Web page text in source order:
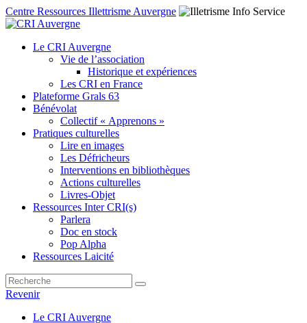
Centre Ressources Illettrisme Auvergne
Le CRI Auvergne
Vie de l’association
Historique et expériences
Les CRI en France
Plateforme Grals 63
Bénévolat
Collectif « Apprenons »
Pratiques culturelles
Lire en images
Les Défricheurs
Interventions en bibliothèques
Actions culturelles
Livres-Objet
Ressources Inter CRI(s)
Parlera
Doc en stock
Pop Alpha
Ressources Laicité
Revenir
Le CRI Auvergne